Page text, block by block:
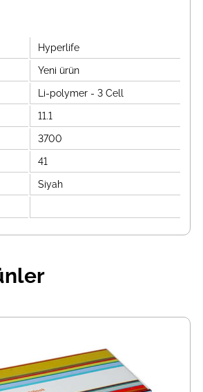
Hyperlife
Yeni ürün
Li-polymer - 3 Cell
11.1
3700
41
Siyah